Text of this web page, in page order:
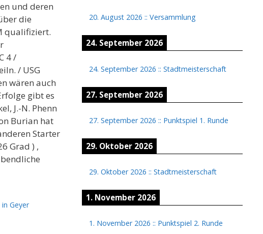
und deren
die
qualifiziert.
4 /
/ USG
wären auch
gibt es
J.-N. Phenn
Burian hat
Starter
Grad ) ,
Geyer
20. August 2026 :: Versammlung
24. September 2026
24. September 2026 :: Stadtmeisterschaft
27. September 2026
27. September 2026 :: Punktspiel 1. Runde
29. Oktober 2026
29. Oktober 2026 :: Stadtmeisterschaft
1. November 2026
1. November 2026 :: Punktspiel 2. Runde